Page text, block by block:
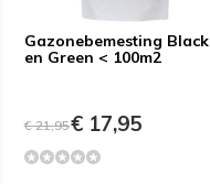
Gazonebemesting Black
en Green < 100m2
€ 21,95€ 17,95